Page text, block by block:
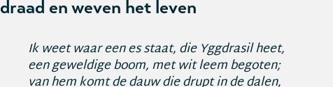
draad en weven het leven
Ik weet waar een es staat, die Yggdrasil heet,
een geweldige boom, met wit leem begoten;